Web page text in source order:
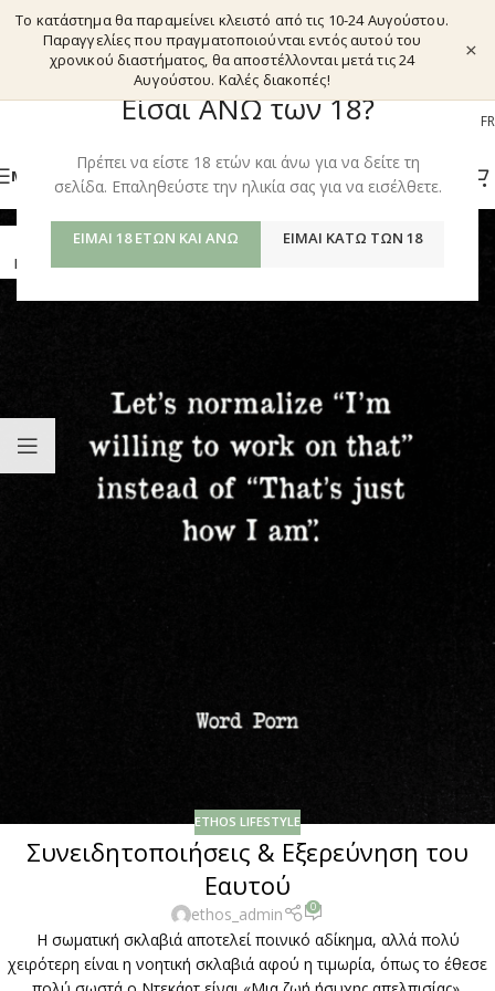
Είσαι ΑΝΩ των 18?
Πρέπει να είστε 18 ετών και άνω για να δείτε τη
σελίδα. Επαληθεύστε την ηλικία σας για να εισέλθετε.
ΕΊΜΑΙ 18 ΕΤΏΝ ΚΑΙ ΆΝΩ ΕΊΜΑΙ ΚΆΤΩ ΤΩΝ 18
Το κατάστημα θα παραμείνει κλειστό από τις 10-24 Αυγούστου.
Παραγγελίες που πραγματοποιούνται εντός αυτού του
χρονικού διαστήματος, θα αποστέλλονται μετά τις 24
Αυγούστου. Καλές διακοπές!
×
EL FR
ΜΕΝΟΎ
ΙΟΎΛ
ETHOS LIFESTYLE
Συνειδητοποιήσεις & Εξερεύνηση του
Εαυτού
ethos_admin 0
Η σωματική σκλαβιά αποτελεί ποινικό αδίκημα, αλλά πολύ
χειρότερη είναι η νοητική σκλαβιά αφού η τιμωρία, όπως το έθεσε